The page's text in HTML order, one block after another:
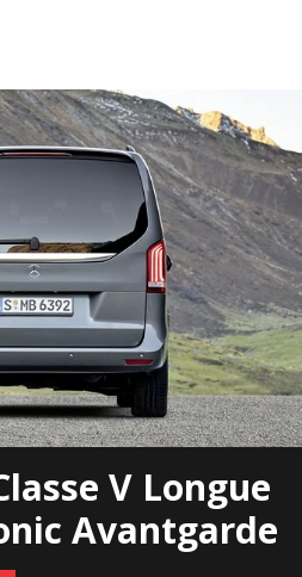
V Longue
Avantgarde